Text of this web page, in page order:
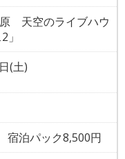
天空のライブハウ
」
(土)
泊パック8,500円